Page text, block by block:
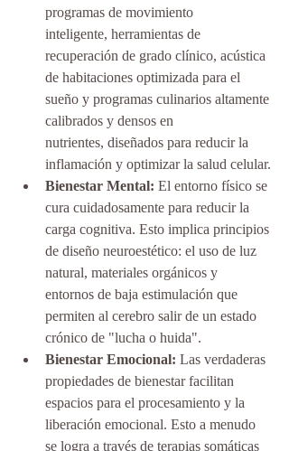
programas de movimiento
inteligente, herramientas de
recuperación de grado clínico, acústica
de habitaciones optimizada para el
sueño y programas culinarios altamente
calibrados y densos en
nutrientes, diseñados para reducir la
inflamación y optimizar la salud celular.
Bienestar Mental: El entorno físico se
cura cuidadosamente para reducir la
carga cognitiva. Esto implica principios
de diseño neuroestético: el uso de luz
natural, materiales orgánicos y
entornos de baja estimulación que
permiten al cerebro salir de un estado
crónico de "lucha o huida".
Bienestar Emocional: Las verdaderas
propiedades de bienestar facilitan
espacios para el procesamiento y la
liberación emocional. Esto a menudo
se logra a través de terapias somáticas